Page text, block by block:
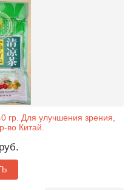
гр. Для улучшения зрения,
во Китай.